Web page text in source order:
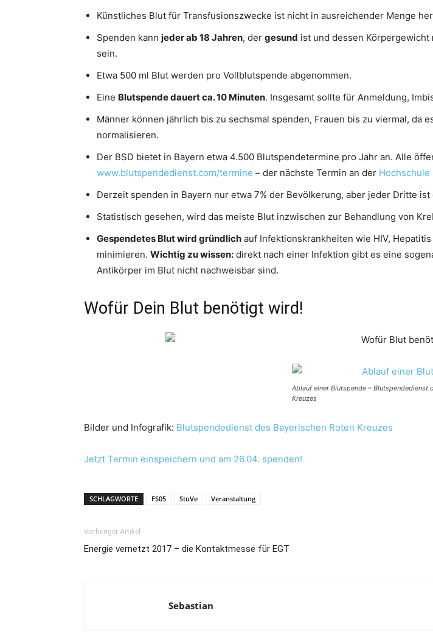
Künstliches Blut für Transfusionszwecke ist nicht in ausreichender Menge
Spenden kann jeder ab 18 Jahren, der gesund ist und dessen Körpergewicht
sein.
Etwa 500 ml Blut werden pro Vollblutspende abgenommen.
Eine Blutspende dauert ca. 10 Minuten. Insgesamt sollte für Anmeldung,
Männer können jährlich bis zu sechsmal spenden, Frauen bis zu viermal, da
normalisieren.
Der BSD bietet in Bayern etwa 4.500 Blutspendetermine pro Jahr an. Alle
www.blutspendedienst.com/termine – der nächste Termin an der Hochschule
Derzeit spenden in Bayern nur etwa 7% der Bevölkerung, aber jeder Dritte
Statistisch gesehen, wird das meiste Blut inzwischen zur Behandlung von
Gespendetes Blut wird gründlich auf Infektionskrankheiten wie HIV,
minimieren. Wichtig zu wissen: direkt nach einer Infektion gibt es eine
Antikörper im Blut nicht nachweisbar sind.
Wofür Dein Blut benötigt wird!
Ablauf einer Blutspende – Blutspendedienst
Kreuzes
Bilder und Infografik: Blutspendedienst des Bayerischen Roten Kreuzes
Jetzt Termin einspeichern und am 26.04. spenden!
SCHLAGWORTE FS05 StuVe Veranstaltung
Vorheriger Artikel
Energie vernetzt 2017 – die Kontaktmesse für EGT
Sebastian